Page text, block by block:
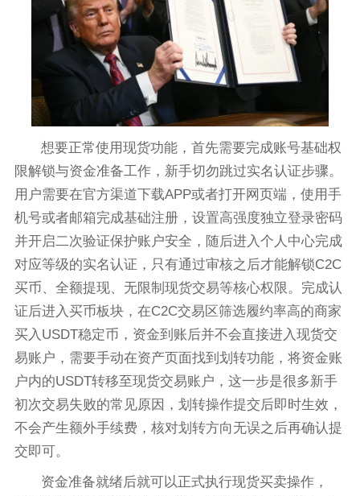
想要正常使用现货功能，首先需要完成账号基础权
限解锁与资金准备工作，新手切勿跳过实名认证步骤。
用户需要在官方渠道下载APP或者打开网页端，使用手
机号或者邮箱完成基础注册，设置高强度独立登录密码
并开启二次验证保护账户安全，随后进入个人中心完成
对应等级的实名认证，只有通过审核之后才能解锁C2C
买币、全额提现、无限制现货交易等核心权限。完成认
证后进入买币板块，在C2C交易区筛选履约率高的商家
买入USDT稳定币，资金到账后并不会直接进入现货交
易账户，需要手动在资产页面找到划转功能，将资金账
户内的USDT转移至现货交易账户，这一步是很多新手
初次交易失败的常见原因，划转操作提交后即时生效，
不会产生额外手续费，核对划转方向无误之后再确认提
交即可。
资金准备就绪后就可以正式执行现货买卖操作，